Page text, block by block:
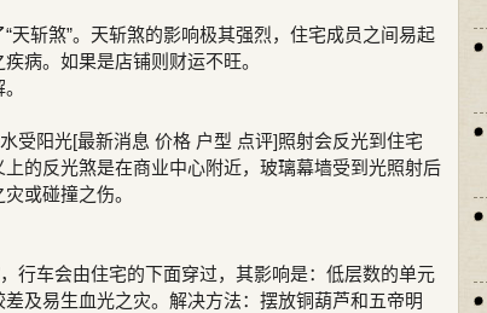
天斩煞”。天斩煞的影响极其强烈，住宅成员之间易起
病。如果是店铺则财运不旺。
受阳光[最新消息 价格 户型 点评]照射会反光到住宅
的反光煞是在商业中心附近，玻璃幕墙受到光照射后
或碰撞之伤。
行车会由住宅的下面穿过，其影响是：低层数的单元
及易生血光之灾。解决方法：摆放铜葫芦和五帝明